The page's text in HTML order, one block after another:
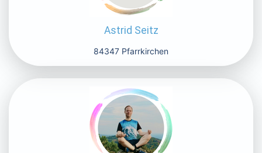
Astrid Seitz
84347 Pfarrkirchen